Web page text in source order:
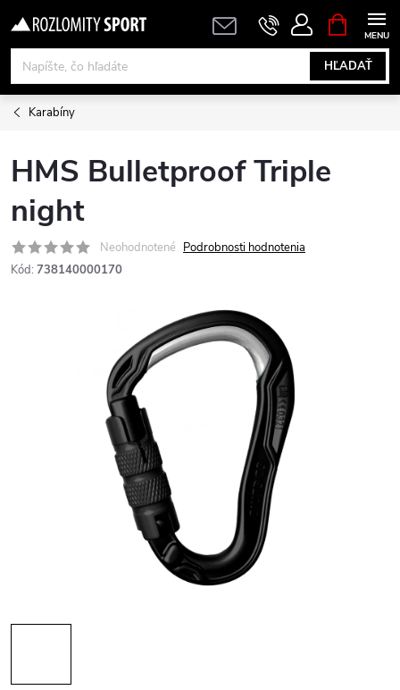
na
obsah
HĽADAŤ
KOŠÍK
Karabíny
HMS Bulletproof Triple
night
Neohodnotené Podrobnosti hodnotenia
Kód: 738140000170